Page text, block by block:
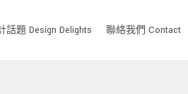
話題 Design Delights 聯絡我們 Contact